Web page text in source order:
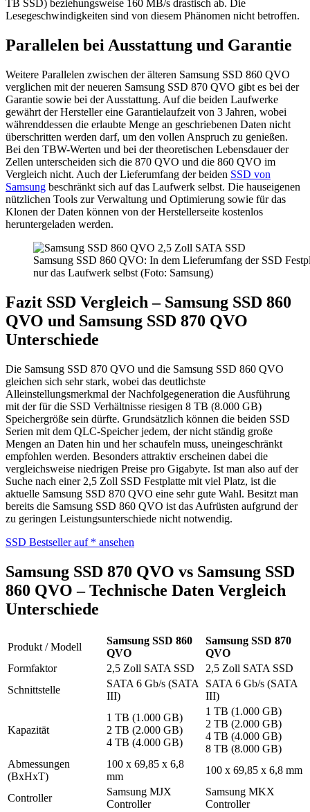
TB SSD) beziehungsweise 160 MB/s drastisch ab. Die
Lesegeschwindigkeiten sind von diesem Phänomen nicht betroffen.
Parallelen bei Ausstattung und Garantie
Weitere Parallelen zwischen der älteren Samsung SSD 860 QVO
verglichen mit der neueren Samsung SSD 870 QVO gibt es bei der
Garantie sowie bei der Ausstattung. Auf die beiden Laufwerke
gewährt der Hersteller eine Garantielaufzeit von 3 Jahren, wobei
währenddessen die erlaubte Menge an geschriebenen Daten nicht
überschritten werden darf, um den vollen Anspruch zu genießen.
Bei den TBW-Werten und bei der theoretischen Lebensdauer der
Zellen unterscheiden sich die 870 QVO und die 860 QVO im
Vergleich nicht. Auch der Lieferumfang der beiden SSD von
Samsung beschränkt sich auf das Laufwerk selbst. Die hauseigenen
nützlichen Tools zur Verwaltung und Optimierung sowie für das
Klonen der Daten können von der Herstellerseite kostenlos
heruntergeladen werden.
Samsung SSD 860 QVO: In dem Lieferumfang der SSD
nur das Laufwerk selbst (Foto: Samsung)
Fazit SSD Vergleich – Samsung SSD 860
QVO und Samsung SSD 870 QVO
Unterschiede
Die Samsung SSD 870 QVO und die Samsung SSD 860 QVO
gleichen sich sehr stark, wobei das deutlichste
Alleinstellungsmerkmal der Nachfolgegeneration die Ausführung
mit der für die SSD Verhältnisse riesigen 8 TB (8.000 GB)
Speichergröße sein dürfte. Grundsätzlich können die beiden SSD
Serien mit dem QLC-Speicher jedem, der nicht ständig große
Mengen an Daten hin und her schaufeln muss, uneingeschränkt
empfohlen werden. Besonders attraktiv erscheinen dabei die
vergleichsweise niedrigen Preise pro Gigabyte. Ist man also auf der
Suche nach einer 2,5 Zoll SSD Festplatte mit viel Platz, ist die
aktuelle Samsung SSD 870 QVO eine sehr gute Wahl. Besitzt man
bereits die Samsung SSD 860 QVO ist das Aufrüsten aufgrund der
zu geringen Leistungsunterschiede nicht notwendig.
SSD Bestseller auf * ansehen
Samsung SSD 870 QVO vs Samsung SSD
860 QVO – Technische Daten Vergleich
Unterschiede
Produkt / Modell
Samsung SSD 860
QVO
Samsung SSD 870
QVO
Formfaktor
2,5 Zoll SATA SSD
2,5 Zoll SATA SSD
Schnittstelle
SATA 6 Gb/s (SATA
III)
SATA 6 Gb/s (SATA
III)
Kapazität
1 TB (1.000 GB)
2 TB (2.000 GB)
4 TB (4.000 GB)
1 TB (1.000 GB)
2 TB (2.000 GB)
4 TB (4.000 GB)
8 TB (8.000 GB)
Abmessungen
(BxHxT)
100 x 69,85 x 6,8
mm
100 x 69,85 x 6,8 mm
Controller
Samsung MJX
Controller
Samsung MKX
Controller